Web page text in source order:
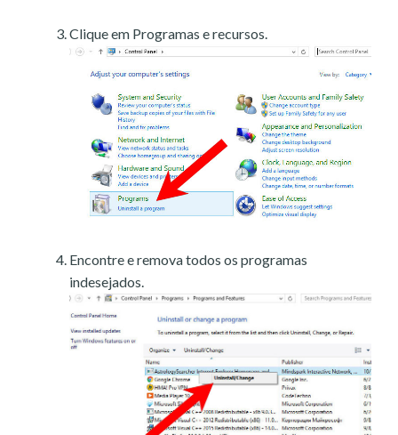
Clique em Programas e recursos.
Encontre e remova todos os programas
indesejados.